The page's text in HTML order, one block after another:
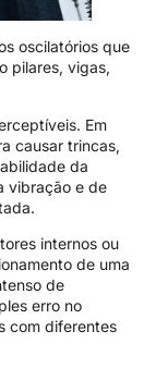
oscilatórios que
pilares, vigas,
Em
causar trincas,
da
vibração e de
internos ou
de uma
de
erro no
com diferentes